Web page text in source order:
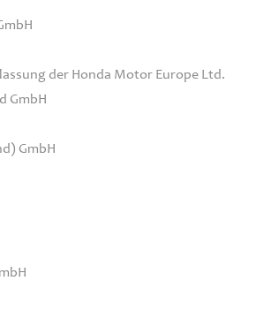
der Honda Motor Europe Ltd.
GmbH
GmbH